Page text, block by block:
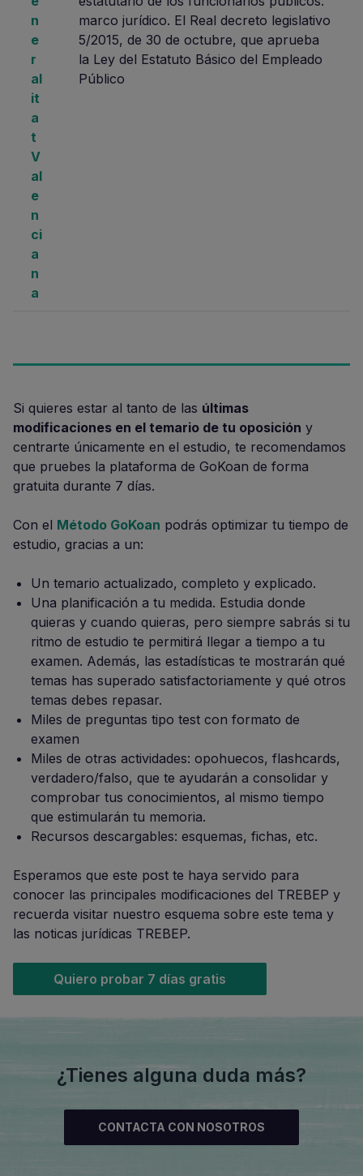
n
e
r
al
it
a
t
V
al
e
n
ci
a
n
a
marco jurídico. El Real decreto legislativo
5/2015, de 30 de octubre, que aprueba
la Ley del Estatuto Básico del Empleado
Público
Si quieres estar al tanto de las últimas
modificaciones en el temario de tu oposición y
centrarte únicamente en el estudio, te recomendamos
que pruebes la plataforma de GoKoan de forma
gratuita durante 7 días.
Con el Método GoKoan podrás optimizar tu tiempo de
estudio, gracias a un:
Un temario actualizado, completo y explicado.
Una planificación a tu medida. Estudia donde
quieras y cuando quieras, pero siempre sabrás si tu
ritmo de estudio te permitirá llegar a tiempo a tu
examen. Además, las estadísticas te mostrarán qué
temas has superado satisfactoriamente y qué otros
temas debes repasar.
Miles de preguntas tipo test con formato de
examen
Miles de otras actividades: opohuecos, flashcards,
verdadero/falso, que te ayudarán a consolidar y
comprobar tus conocimientos, al mismo tiempo
que estimularán tu memoria.
Recursos descargables: esquemas, fichas, etc.
Esperamos que este post te haya servido para
conocer las principales modificaciones del TREBEP y
recuerda visitar nuestro esquema sobre este tema y
las noticas jurídicas TREBEP.
Quiero probar 7 días gratis
¿Tienes alguna duda más?
CONTACTA CON NOSOTROS